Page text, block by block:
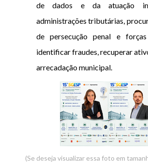
de dados e da atuação
administrações tributárias,
de persecução penal e
identificar fraudes, recuperar
arrecadação municipal.
(Se deseja visualizar essa foto em